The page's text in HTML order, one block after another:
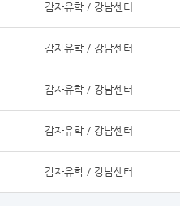
감자유학 / 강남센터
감자유학 / 강남센터
감자유학 / 강남센터
감자유학 / 강남센터
감자유학 / 강남센터